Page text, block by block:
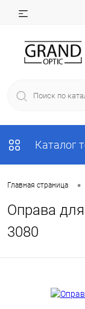
Каталог
Главная страница •
Оправа
3080